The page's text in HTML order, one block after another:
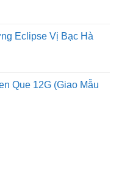
Eclipse Vị Bạc Hà
Que 12G (Giao Mẫu